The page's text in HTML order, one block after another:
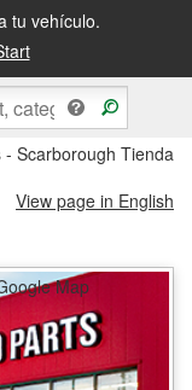
tu vehículo.
en la tienda
- Scarborough Tienda
View page in English